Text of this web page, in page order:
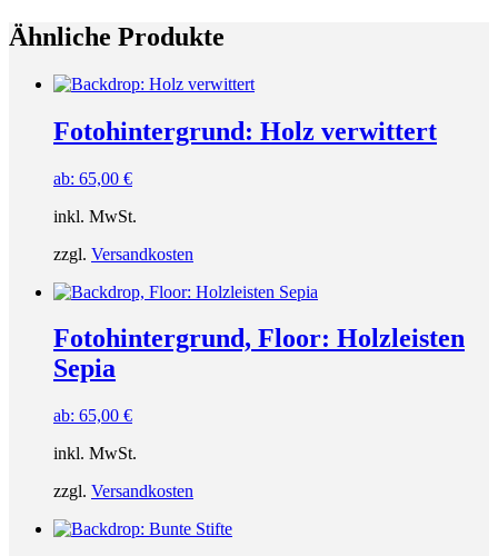
Ähnliche Produkte
Fotohintergrund: Holz verwittert
ab: 65,00 €
inkl. MwSt.
zzgl. Versandkosten
Fotohintergrund, Floor: Holzleisten
Sepia
ab: 65,00 €
inkl. MwSt.
zzgl. Versandkosten